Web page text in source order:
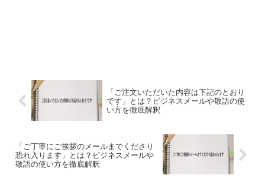
「ご注文いただいた内容は下記のとおり
です」とは？ビジネスメールや敬語の使
い方を徹底解釈
「ご丁寧にご挨拶のメールまでくださり
恐れ入ります」とは？ビジネスメールや
敬語の使い方を徹底解釈